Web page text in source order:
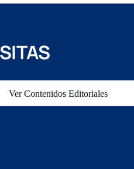
Ver Contenidos Editoriales